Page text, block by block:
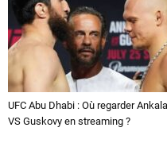
UFC Abu Dhabi : Où regarder
VS Guskovy en streaming ?